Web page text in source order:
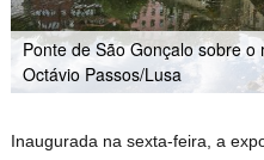
Ponte de São Gonçalo sobre
Octávio Passos/Lusa
Inaugurada na sexta-feira, a